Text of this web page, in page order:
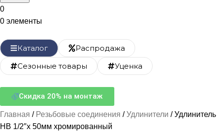
0
0 элементы
Каталог
Распродажа
Сезонные товары
Уценка
Скидка 20% на монтаж
Главная Резьбовые соединения Удлинители
Удлинитель
НВ 1/2″x 50мм хромированный